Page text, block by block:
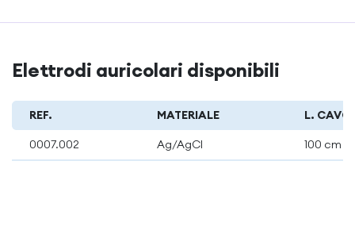
Elettrodi auricolari disponibili
REF. MATERIALE L. CAVO
0007.002 Ag/AgCl 100 cm